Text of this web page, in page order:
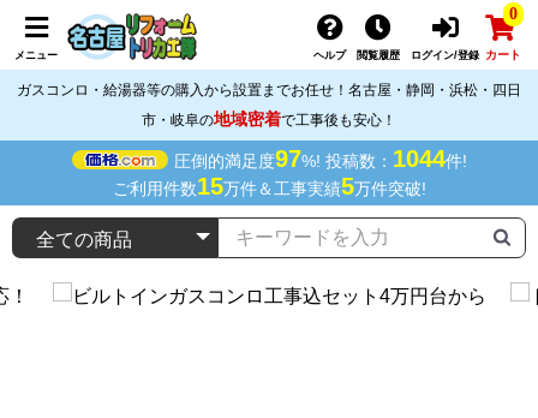
メニュー ヘルプ 閲覧履歴 ログイン/登録
0
カート
ガスコンロ・給湯器等の購入から設置までお任せ！名古屋・静岡・浜松・四日
市・岐阜の地域密着で工事後も安心！
圧倒的満足度97%! 投稿数： 1044件!
ご利用件数15万件＆工事実績5万件突破!